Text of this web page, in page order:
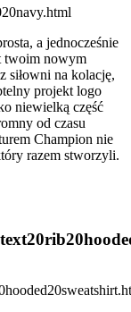
a jednocześnie
twoim nowym
siłowni na kolację,
projekt logo
niewielką część
od czasu
Champion nie
razem stworzyli.